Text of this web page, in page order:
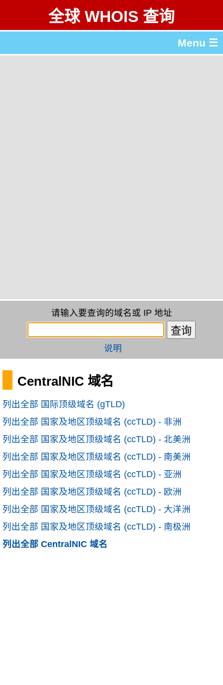
全球 WHOIS 查询
Menu ☰
请输入要查询的域名或 IP 地址
说明
CentralNIC 域名
列出全部 国际顶级域名 (gTLD)
列出全部 国家及地区顶级域名 (ccTLD) - 非洲
列出全部 国家及地区顶级域名 (ccTLD) - 北美洲
列出全部 国家及地区顶级域名 (ccTLD) - 南美洲
列出全部 国家及地区顶级域名 (ccTLD) - 亚洲
列出全部 国家及地区顶级域名 (ccTLD) - 欧洲
列出全部 国家及地区顶级域名 (ccTLD) - 大洋洲
列出全部 国家及地区顶级域名 (ccTLD) - 南极洲
列出全部 CentralNIC 域名